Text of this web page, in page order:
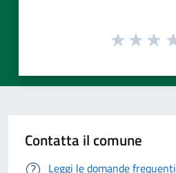
Contatta il comune
Leggi le domande frequenti